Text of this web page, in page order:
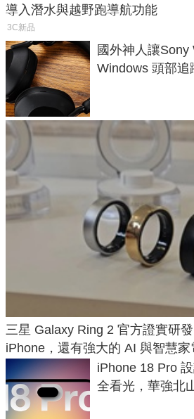
導入潛水與越野跑導航功能
3C新品
國外神人讓Sony
Windows 頭部追
三星 Galaxy Ring 2 官方證實研
iPhone，還有強大的 AI 與智慧
iPhone 18 Pro
全看光，華強北